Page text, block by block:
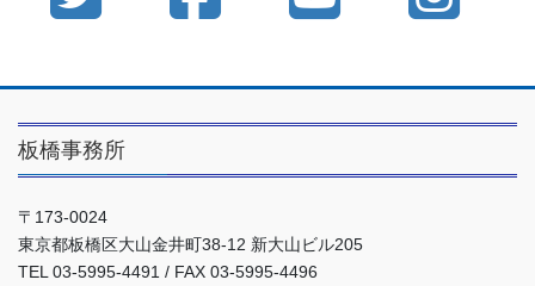
板橋事務所
〒173-0024
東京都板橋区大山金井町38-12 新大山ビル205
TEL 03-5995-4491 / FAX 03-5995-4496